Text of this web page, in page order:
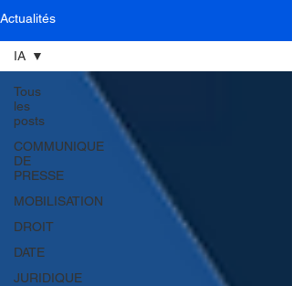
Actualités
Tous
les
posts
COMMUNIQUE
DE
PRESSE
MOBILISATION
DROIT
DATE
JURIDIQUE
IA